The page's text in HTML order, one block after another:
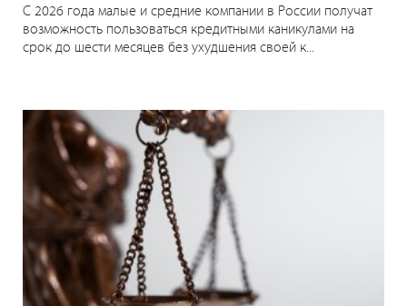
С 2026 года малые и средние компании в России получат
возможность пользоваться кредитными каникулами на
срок до шести месяцев без ухудшения своей к...